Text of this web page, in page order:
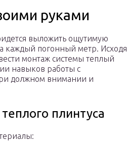
руками
выложить ощутимую
каждый погонный метр. Исходя
монтаж системы теплый
навыков работы с
должном внимании и
плинтуса